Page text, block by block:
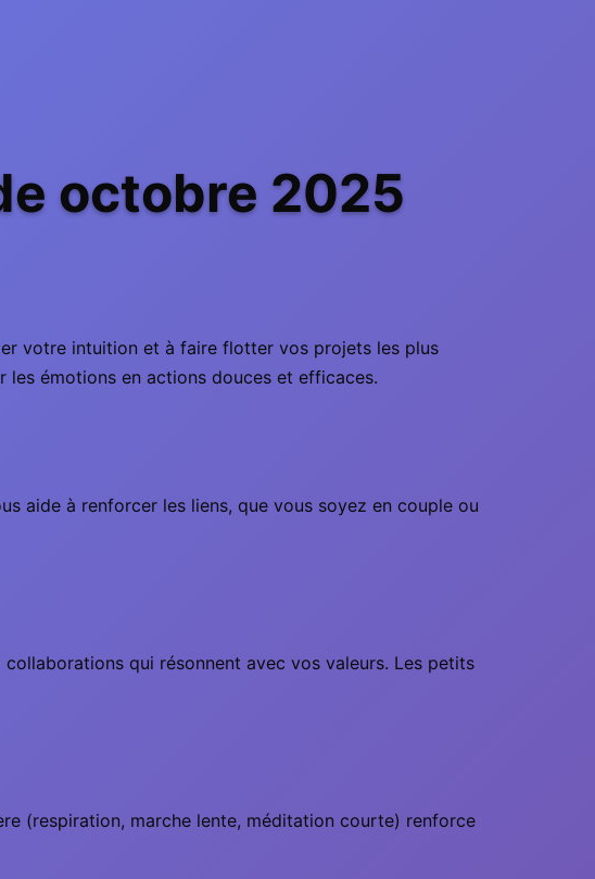
octobre 2025
votre intuition et à faire flotter vos projets les plus
émotions en actions douces et efficaces.
aide à renforcer les liens, que vous soyez en couple ou
qui résonnent avec vos valeurs. Les petits
(respiration, marche lente, méditation courte) renforce